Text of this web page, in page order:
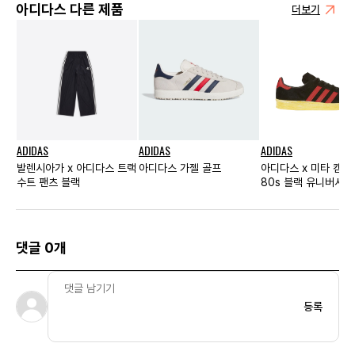
아디다스 다른 제품 더보기
ADIDAS
발렌시아가 x 아디다스 트랙
수트 팬츠 블랙
ADIDAS
아디다스 가젤 골프
ADIDAS
아디다스 x 미타 캠퍼
80s 블랙 유니버시
댓글 0개
등록